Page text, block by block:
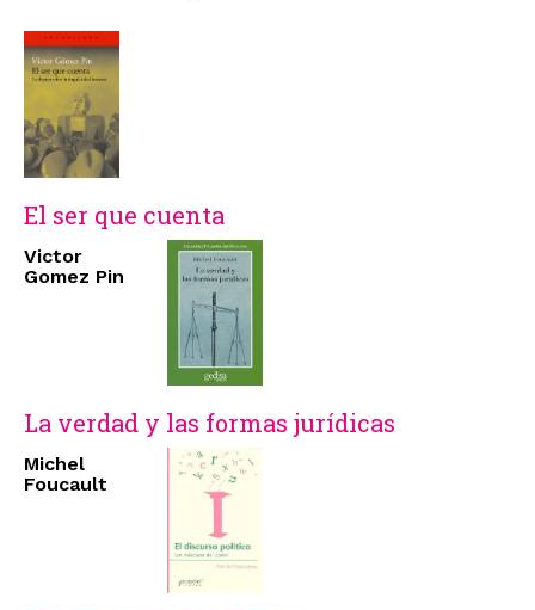
El ser que cuenta
Victor
Gomez Pin
La verdad y las formas jurídicas
Michel
Foucault